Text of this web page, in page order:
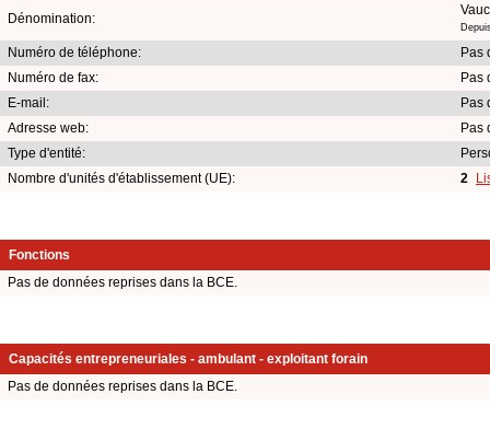
Dénomination:
Numéro de téléphone:
Pas
Numéro de fax:
Pas
E-mail:
Pas
Adresse web:
Pas
Type d'entité:
Nombre d'unités d'établissement (UE):
2
Fonctions
Pas de données reprises dans la BCE.
Capacités entrepreneuriales - ambulant - exploitant forain
Pas de données reprises dans la BCE.